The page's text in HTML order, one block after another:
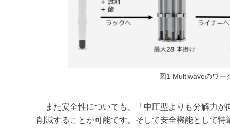
図1 Multiwaveのワークフロー（
また安全性についても、「中圧型よりも分解力が
削減することが可能です。そして安全機能として